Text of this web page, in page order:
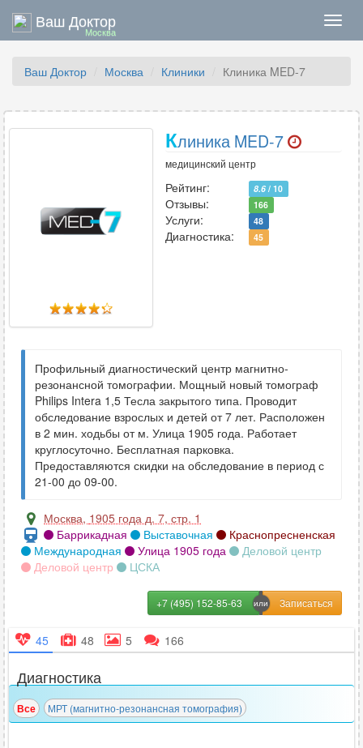
Ваш Доктор
Москва
Ваш Доктор Москва Клиники Клиника MED-7
Клиника MED-7
медицинский центр
Рейтинг: 8.6 / 10
Отзывы: 166
Услуги: 48
Диагностика: 45
Профильный диагностический центр магнитно-
резонансной томографии. Мощный новый томограф
Philips Intera 1,5 Тесла закрытого типа. Проводит
обследование взрослых и детей от 7 лет. Расположен
в 2 мин. ходьбы от м. Улица 1905 года. Работает
круглосуточно. Бесплатная парковка.
Предоставляются скидки на обследование в период с
21-00 до 09-00.
Москва, 1905 года д. 7, стр. 1
Баррикадная
Выставочная
Краснопресненская
Международная
Улица 1905 года
Деловой центр
Деловой центр
ЦСКА
+7 (495) 152-85-63
45 48 5 166
Диагностика
Все МРТ (магнитно-резонансная томография)